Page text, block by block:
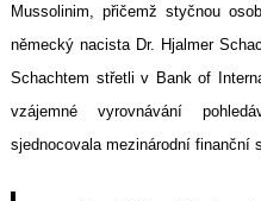
Mussolinim, přičemž styčnou
německý nacista Dr. Hjalmer
Schachtem střetli v Bank of
vzájemné vyrovnávání
sjednocovala mezinárodní finanční
Search